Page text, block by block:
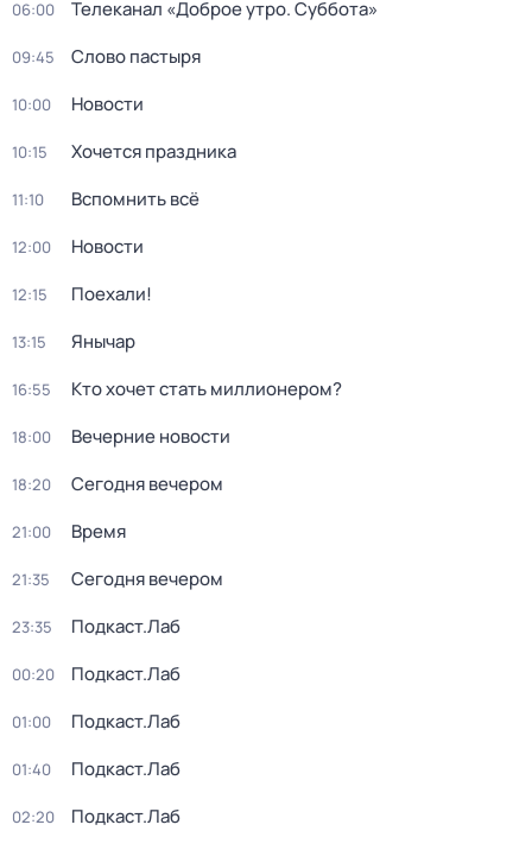
06:00 Телеканал «Доброе утро. Суббота»
09:45 Слово пастыря
10:00 Новости
10:15 Хочется праздника
11:10 Вспомнить всё
12:00 Новости
12:15 Поехали!
13:15 Янычар
16:55 Кто хочет стать миллионером?
18:00 Вечерние новости
18:20 Сегодня вечером
21:00 Время
21:35 Сегодня вечером
23:35 Подкаст.Лаб
00:20 Подкаст.Лаб
01:00 Подкаст.Лаб
01:40 Подкаст.Лаб
02:20 Подкаст.Лаб